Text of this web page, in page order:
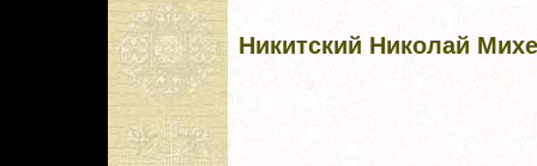
Никитский Николай